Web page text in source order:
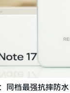
同档最强抗摔防